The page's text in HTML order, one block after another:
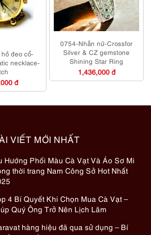
đeo cổ-
necklace-
đ
0754-Nhẫn nữ-Crossfor
Silver & CZ gemstone
Shining Star Ring
1,436,000 đ
VIẾT MỚI NHẤT
Hướng Phối Màu Cà Vạt Và Áo Sơ Mi
thời trang Nam Công Sở Hot Nhất
4 Bí Quyết Khi Chọn Mua Cà Vạt –
Quý Ông Trở Nên Lịch Lãm
hàng hiệu đã qua sử dụng – Bí